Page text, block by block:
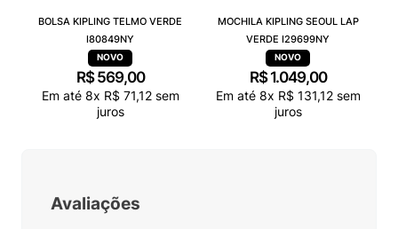
BOLSA KIPLING TELMO VERDE
I80849NY
R$ 569,00
Em até 8x R$ 71,12sem
juros
MOCHILA KIPLING SEOUL LAP
VERDE I29699NY
R$ 1.049,00
Em até 8x R$ 131,12sem
juros
Avaliações